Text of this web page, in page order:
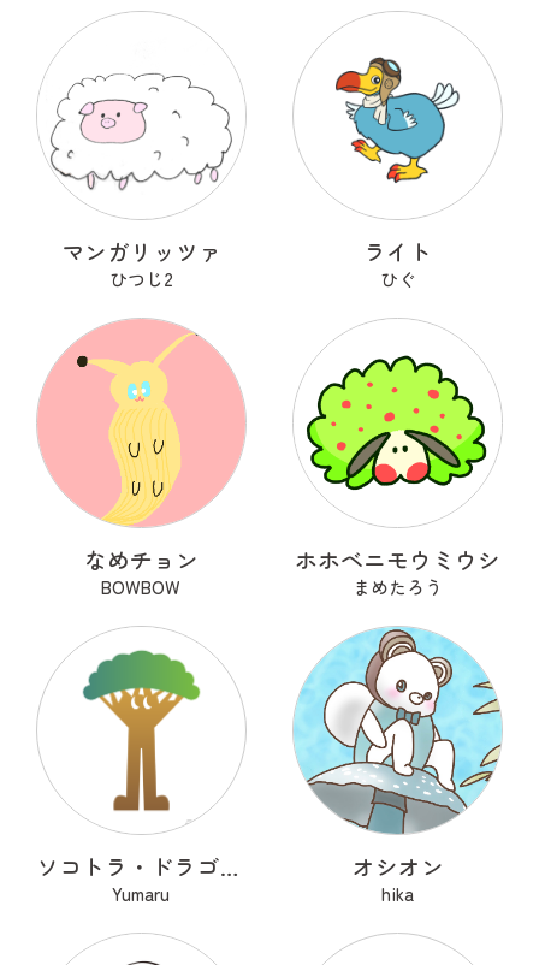
マンガリッツァ
ひつじ2
ライト
ひぐ
なめチョン
BOWBOW
ホホベニモウミウシ
まめたろう
ソコトラ・ドラゴンツリー
Yumaru
オシオン
hika